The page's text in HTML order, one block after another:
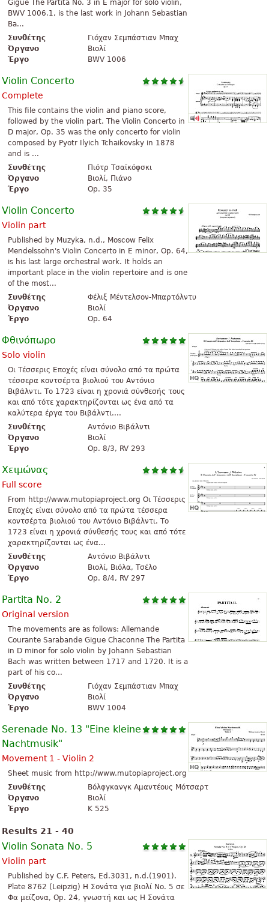
Gigue The Partita No. 3 in E major for solo violin,
BWV 1006.1, is the last work in Johann Sebastian
Ba...
Συνθέτης
Γιόχαν Σεμπάστιαν Μπαχ
Όργανο
Βιολί
Έργο
BWV 1006
Violin Concerto
Complete
This file contains the violin and piano score,
followed by the violin part. The Violin Concerto in
D major, Op. 35 was the only concerto for violin
composed by Pyotr Ilyich Tchaikovsky in 1878
and is ...
Συνθέτης
Πιότρ Τσαϊκόφσκι
Όργανο
Βιολί, Πιάνο
Έργο
Op. 35
Violin Concerto
Violin part
Published by Muzyka, n.d., Moscow Felix
Mendelssohn's Violin Concerto in E minor, Op. 64,
is his last large orchestral work. It holds an
important place in the violin repertoire and is one
of the most...
Συνθέτης
Φέλιξ Μέντελσον-Μπαρτόλντυ
Όργανο
Βιολί
Έργο
Op. 64
Φθινόπωρο
Solo violin
Οι Τέσσερις Εποχές είναι σύνολο από τα πρώτα
τέσσερα κοντσέρτα βιολιού του Αντόνιο
Βιβάλντι. Το 1723 είναι η χρονιά σύνθεσής τους
και από τότε χαρακτηρίζονται ως ένα από τα
καλύτερα έργα του Βιβάλντι....
Συνθέτης
Αντόνιο Βιβάλντι
Όργανο
Βιολί
Έργο
Op. 8/3, RV 293
Χειμώνας
Full score
From http://www.mutopiaproject.org Οι Τέσσερις
Εποχές είναι σύνολο από τα πρώτα τέσσερα
κοντσέρτα βιολιού του Αντόνιο Βιβάλντι. Το
1723 είναι η χρονιά σύνθεσής τους και από τότε
χαρακτηρίζονται ως ένα...
Συνθέτης
Αντόνιο Βιβάλντι
Όργανο
Βιολί, Βιόλα, Τσέλο
Έργο
Op. 8/4, RV 297
Partita No. 2
Original version
The movements are as follows: Allemande
Courante Sarabande Gigue Chaconne The Partita
in D minor for solo violin by Johann Sebastian
Bach was written between 1717 and 1720. It is a
part of his co...
Συνθέτης
Γιόχαν Σεμπάστιαν Μπαχ
Όργανο
Βιολί
Έργο
BWV 1004
Serenade No. 13 "Eine kleine
Nachtmusik"
Movement 1 - Violin 2
Sheet music from http://www.mutopiaproject.org
Συνθέτης
Βόλφγκανγκ Αμαντέους Μότσαρτ
Όργανο
Βιολί
Έργο
K 525
Results 21 - 40
Violin Sonata No. 5
Violin part
Published by C.F. Peters, Ed.3031, n.d.(1901).
Plate 8762 (Leipzig) Η Σονάτα για βιολί No. 5 σε
Φα μείζονα, Op. 24, γνωστή και ως Η Σονάτα